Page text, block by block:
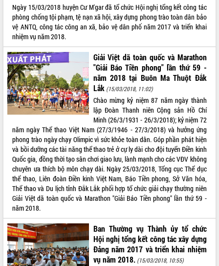
THÔNG TIN CHỈ ĐẠO ĐIỀU HÀNH
HỆ THỐNG VĂN BẢN
VĂN BẢN HĐND TỈNH
ĐIỂM TIN VĂN BẢN
QUY HOẠCH - KẾ HOẠCH
Ngày 15/03/2018 huyện Cư M'gar đã tổ chức Hội nghị tổng kết công tác
phòng chống tội phạm, tệ nạn xã hội, xây dựng phong trào toàn dân bảo
vệ ANTQ, công tác công an xã, bảo vệ dân phố năm 2017 và triển khai
nhiệm vụ năm 2018.
Giải Việt dã toàn quốc và Marathon
"Giải Báo Tiền phong" lần thứ 59 -
năm 2018 tại Buôn Ma Thuột Đắk
Lắk (15/03/2018, 11:02)
Chào mừng kỷ niệm 87 năm ngày thành
lập Đoàn Thanh niên Cộng sản Hồ Chí
Minh (26/3/1931 - 26/3/2018); kỷ niệm 72
năm ngày Thể thao Việt Nam (27/3/1946 - 27/3/2018) và hưởng ứng
phong trào ngày chạy Olimpic vì sức khỏe toàn dân. Góp phần phát hiện
và bồi dưỡng các tài năng thể thao trẻ ở cự ly dài cho đội tuyển Điền kinh
Quốc gia, đồng thời tạo sân chơi giao lưu, lành mạnh cho các VĐV không
chuyên ưa thích bộ môn chạy dài. Ngày 25/03/2018, Tổng cục Thể dục
thể thao, Liên đoàn Điền kinh Việt Nam, Báo Tiền phong, Sở Văn hóa,
Thể thao và Du lịch tỉnh Đắk Lắk phối hợp tổ chức giải chạy thường niên
Giải Việt dã toàn quốc và Marathon "Giải Báo Tiền phong" lần thứ 59 -
năm 2018.
Ban Thường vụ Thành ủy tổ chức
Hội nghị tổng kết công tác xây dựng
Đảng năm 2017 và triển khai nhiệm
vụ năm 2018. (15/03/2018, 10:55)